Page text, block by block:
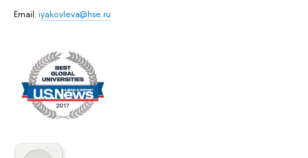
Email: iyakovleva@hse.ru